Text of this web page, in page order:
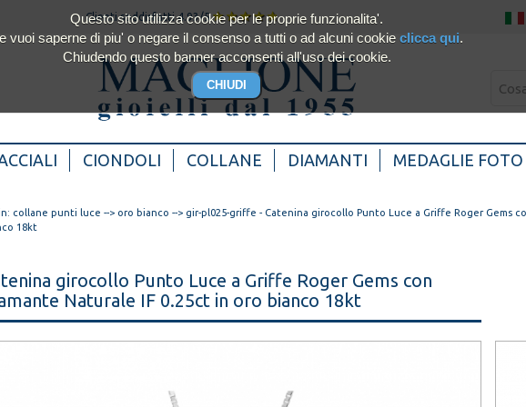
Clienti soddisfatti 4.93/5
CIONDOLI COLLANE DIAMANTI MEDAGLIE FOTO
collane punti luce --> oro bianco --> gir-pl025-griffe - Catenina girocollo Punto Luce a Griffe Roger Gems
18kt
girocollo Punto Luce a Griffe Roger Gems con
Naturale IF 0.25ct in oro bianco 18kt
Questo sito utilizza cookie per le proprie funzionalita'.
vuoi saperne di piu' o negare il consenso a tutti o ad alcuni cookie clicca qui.
Chiudendo questo banner acconsenti all'uso dei cookie.